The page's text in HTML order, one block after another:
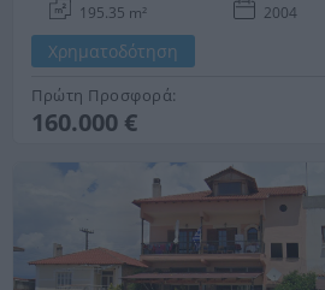
195.35 m² 2004
Χρηματοδότηση
Πρώτη Προσφορά:
160.000 €